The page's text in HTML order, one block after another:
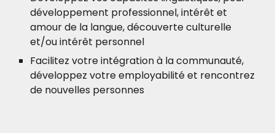
développement professionnel, intérêt et
amour de la langue, découverte culturelle
et/ou intérêt personnel
Facilitez votre intégration à la communauté,
développez votre employabilité et rencontrez
de nouvelles personnes